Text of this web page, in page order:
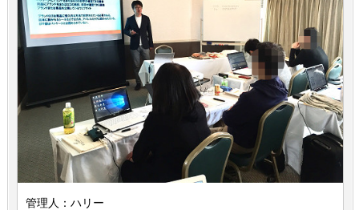
管理人：ハリー